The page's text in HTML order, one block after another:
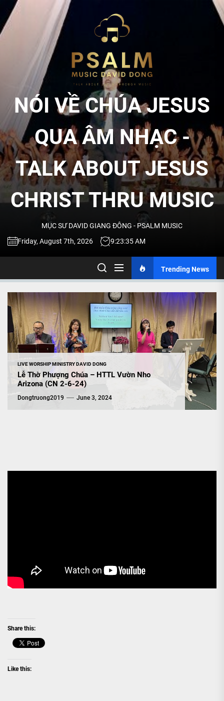
Skip
the
QUA
ÂM
NHẠC
TALK
THRU
NÓI VỀ CHÚA JESUS
QUA ÂM NHẠC -
TALK ABOUT JESUS
CHRIST THRU MUSIC
MỤC SƯ DAVID GIANG ĐÔNG - PSALM MUSIC
Friday, August 7th, 2026
9:23:36 AM
Trending News
LIVE WORSHIP MINISTRY DAVID DONG
Lễ Thờ Phượng Chúa – HTTL Vườn Nho
Arizona (CN 2-6-24)
Dongtruong2019 June 3, 2024
Share this:
Like this: